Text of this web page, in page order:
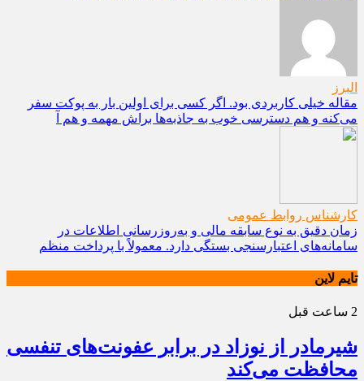
البرز
مقاله خیلی کاربردی بود. اگر کسی برای اولین بار به پوکت سفر
می‌کنه و هم دسترسی خوب به جاذبه‌ها براش مهمه و هم آ
کارشناس روابط عمومی
زمان دقیق به نوع سابقه مالی و به‌روزرسانی اطلاعات در
سامانه‌های اعتبارسنجی بستگی دارد. معمولاً با پرداخت منظم
تایم لاین
2 ساعت قبل
شیرمادر از نوزاد در برابر عفونت‌های تنفسی
محافظت می‌کند